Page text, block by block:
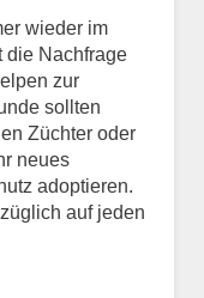
das
wieder im
die Nachfrage
zur
sollten
Züchter oder
neues
adoptieren.
auf jeden